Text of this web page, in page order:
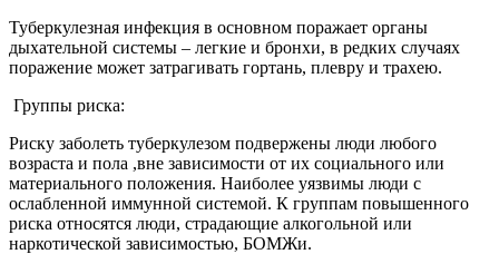
Туберкулезная инфекция в основном поражает органы
дыхательной системы – легкие и бронхи, в редких случаях
поражение может затрагивать гортань, плевру и трахею.
Группы риска:
Риску заболеть туберкулезом подвержены люди любого
возраста и пола ,вне зависимости от их социального или
материального положения. Наиболее уязвимы люди с
ослабленной иммунной системой. К группам повышенного
риска относятся люди, страдающие алкогольной или
наркотической зависимостью, БОМЖи.